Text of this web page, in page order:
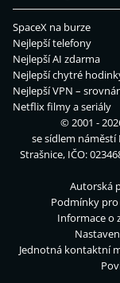
SpaceX na burze
Nejlepší telefony
Nejlepší AI zdarma
Nejlepší chytré
Nejlepší VPN –
Netflix filmy a seriály
© 2001 -
se sídlem náměstí
Strašnice, IČO:
Autorská
Podmínky
Informace o
Jednotná kontaktní